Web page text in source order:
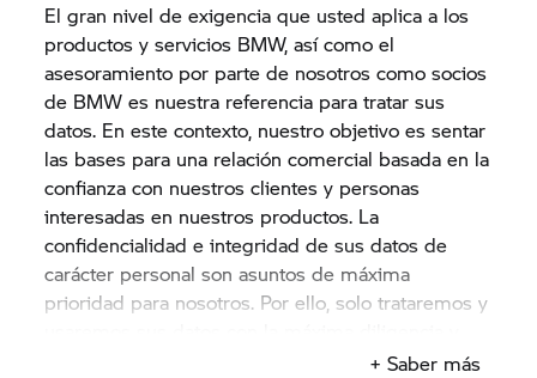
El gran nivel de exigencia que usted aplica a los
productos y servicios BMW, así como el
asesoramiento por parte de nosotros como socios
de BMW es nuestra referencia para tratar sus
datos. En este contexto, nuestro objetivo es sentar
las bases para una relación comercial basada en la
confianza con nuestros clientes y personas
interesadas en nuestros productos. La
confidencialidad e integridad de sus datos de
carácter personal son asuntos de máxima
prioridad para nosotros. Por ello, solo trataremos y
para su propósito o de acuerdo con su+ Saber más